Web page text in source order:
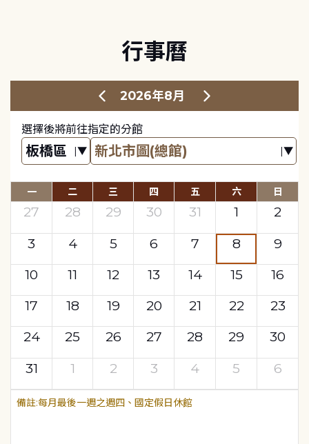
行事曆
2026年8月
選擇後將前往指定的分館
一 二 三 四 五 六 日
27 28 29 30 31 1
2
3
4 5 6 7 8
9
10
11 12 13 14 15
16
17
18 19 20 21 22
23
24
25 26 27 28 29
30
31
1 2 3 4 5 6
每月最後一週之週四、國定假日休館